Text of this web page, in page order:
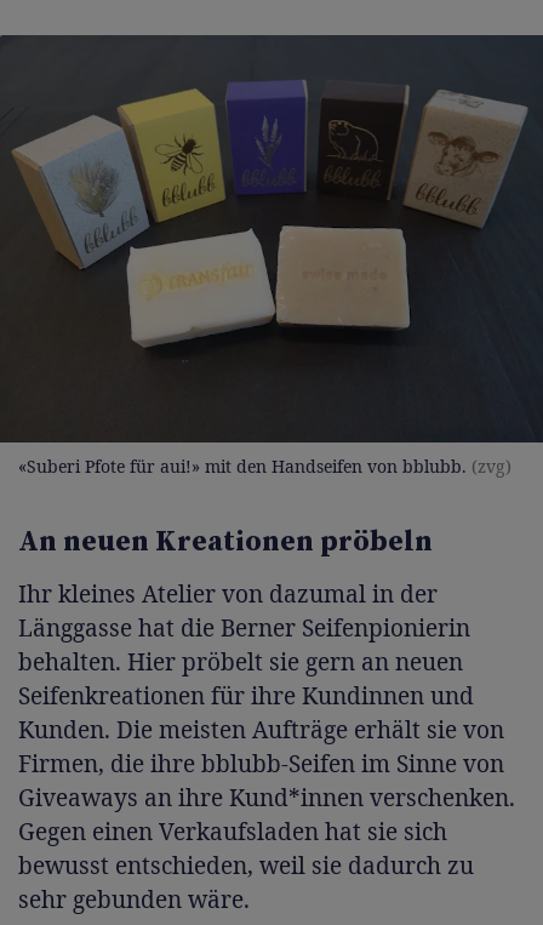
«Suberi Pfote für aui!» mit den Handseifen von bblubb. (zvg)
An neuen Kreationen pröbeln
Ihr kleines Atelier von dazumal in der
Länggasse hat die Berner Seifenpionierin
behalten. Hier pröbelt sie gern an neuen
Seifenkreationen für ihre Kundinnen und
Kunden. Die meisten Aufträge erhält sie von
Firmen, die ihre bblubb-Seifen im Sinne von
Giveaways an ihre Kund*innen verschenken.
Gegen einen Verkaufsladen hat sie sich
bewusst entschieden, weil sie dadurch zu
sehr gebunden wäre.